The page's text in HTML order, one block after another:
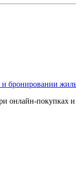
бронировании
онлайн-покупках